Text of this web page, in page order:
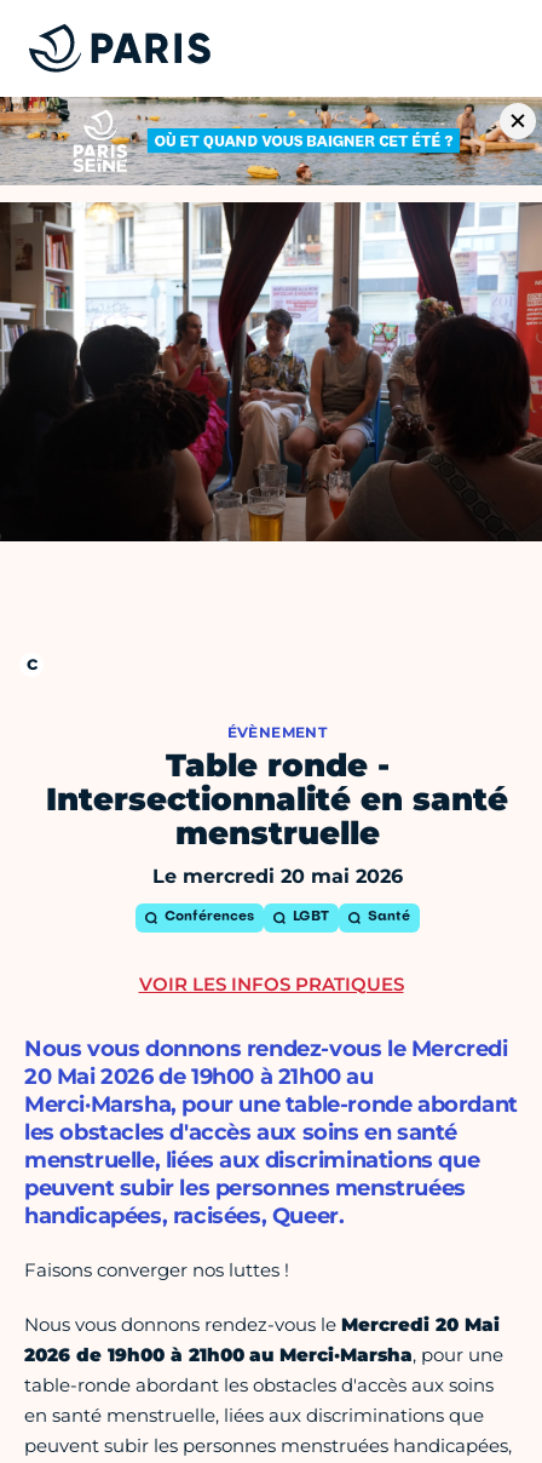
ÉVÈNEMENT
Table ronde -
Intersectionnalité en santé
menstruelle
Le mercredi 20 mai 2026
Conférences LGBT Santé
Nous vous donnons rendez-vous le Mercredi
20 Mai 2026 de 19h00 à 21h00 au
Merci·Marsha, pour une table-ronde abordant
les obstacles d'accès aux soins en santé
menstruelle, liées aux discriminations que
peuvent subir les personnes menstruées
handicapées, racisées, Queer.
Faisons converger nos luttes !
Nous vous donnons rendez-vous le Mercredi 20 Mai
2026 de 19h00 à 21h00 au Merci·Marsha, pour une
table-ronde abordant les obstacles d'accès aux soins
en santé menstruelle, liées aux discriminations que
peuvent subir les personnes menstruées handicapées,
VOIR LES INFOS PRATIQUES